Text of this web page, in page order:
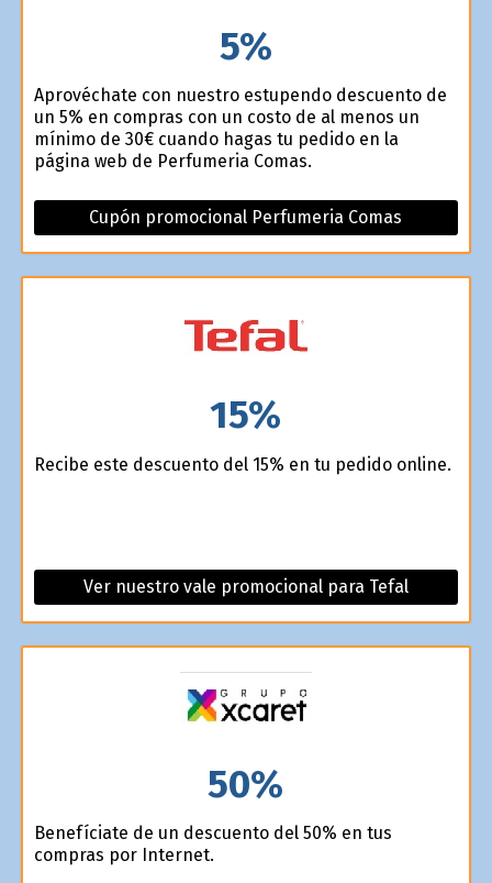
5%
Aprovéchate con nuestro estupendo descuento de
un 5% en compras con un costo de al menos un
mínimo de 30€ cuando hagas tu pedido en la
página web de Perfumeria Comas.
Cupón promocional Perfumeria Comas
15%
Recibe este descuento del 15% en tu pedido online.
Ver nuestro vale promocional para Tefal
50%
Benefíciate de un descuento del 50% en tus
compras por Internet.